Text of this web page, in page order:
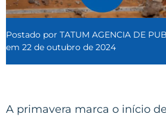
Postado por TATUM AGENCIA DE
em 22 de outubro de 2024
A primavera marca o início